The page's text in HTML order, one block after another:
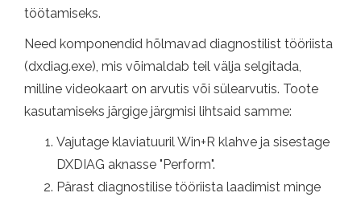
töötamiseks.
Need komponendid hõlmavad diagnostilist tööriista
(dxdiag.exe), mis võimaldab teil välja selgitada,
milline videokaart on arvutis või sülearvutis. Toote
kasutamiseks järgige järgmisi lihtsaid samme:
Vajutage klaviatuuril Win+R klahve ja sisestage
DXDIAG aknasse "Perform".
Pärast diagnostilise tööriista laadimist minge